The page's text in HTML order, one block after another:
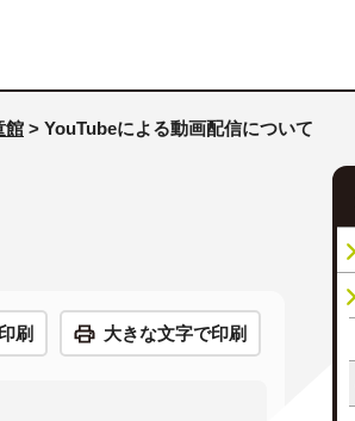
館 > YouTubeによる動画配信について
印刷 大きな文字で印刷